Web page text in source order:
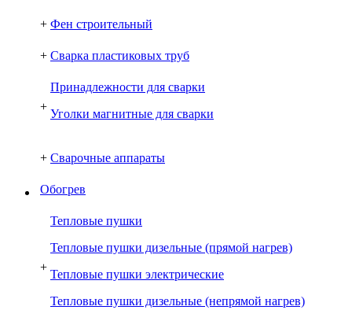
+ Фен строительный
+ Сварка пластиковых труб
+
Принадлежности для сварки
Уголки магнитные для сварки
+ Сварочные аппараты
Обогрев
+
Тепловые пушки
Тепловые пушки дизельные (прямой нагрев)
Тепловые пушки электрические
Тепловые пушки дизельные (непрямой нагрев)